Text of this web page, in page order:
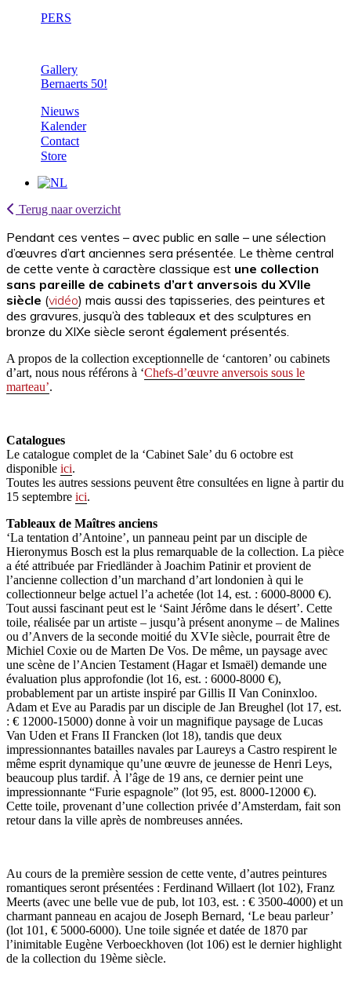
PERS
Gallery
Bernaerts 50!
Nieuws
Kalender
Contact
Store
Terug naar overzicht
Pendant ces ventes – avec public en salle – une sélection
d’œuvres d’art anciennes sera présentée. Le thème central
de cette vente à caractère classique est une collection
sans pareille de cabinets d’art anversois du XVIIe
siècle (vidéo) mais aussi des tapisseries, des peintures et
des gravures, jusqu’à des tableaux et des sculptures en
bronze du XIXe siècle seront également présentés.
A propos de la collection exceptionnelle de ‘cantoren’ ou cabinets
d’art, nous nous référons à ‘Chefs-d’œuvre anversois sous le
marteau’.
Catalogues
Le catalogue complet de la ‘Cabinet Sale’ du 6 octobre est
disponible ici.
Toutes les autres sessions peuvent être consultées en ligne à partir du
15 septembre ici.
Tableaux de Maîtres anciens
‘La tentation d’Antoine’, un panneau peint par un disciple de
Hieronymus Bosch est la plus remarquable de la collection. La pièce
a été attribuée par Friedländer à Joachim Patinir et provient de
l’ancienne collection d’un marchand d’art londonien à qui le
collectionneur belge actuel l’a achetée (lot 14, est. : 6000-8000 €).
Tout aussi fascinant peut est le ‘Saint Jérôme dans le désert’. Cette
toile, réalisée par un artiste – jusqu’à présent anonyme – de Malines
ou d’Anvers de la seconde moitié du XVIe siècle, pourrait être de
Michiel Coxie ou de Marten De Vos. De même, un paysage avec
une scène de l’Ancien Testament (Hagar et Ismaël) demande une
évaluation plus approfondie (lot 16, est. : 6000-8000 €),
probablement par un artiste inspiré par Gillis II Van Coninxloo.
Adam et Eve au Paradis par un disciple de Jan Breughel (lot 17, est.
: € 12000-15000) donne à voir un magnifique paysage de Lucas
Van Uden et Frans II Francken (lot 18), tandis que deux
impressionnantes batailles navales par Laureys a Castro respirent le
même esprit dynamique qu’une œuvre de jeunesse de Henri Leys,
beaucoup plus tardif. À l’âge de 19 ans, ce dernier peint une
impressionnante “Furie espagnole” (lot 95, est. 8000-12000 €).
Cette toile, provenant d’une collection privée d’Amsterdam, fait son
retour dans la ville après de nombreuses années.
Au cours de la première session de cette vente, d’autres peintures
romantiques seront présentées : Ferdinand Willaert (lot 102), Franz
Meerts (avec une belle vue de pub, lot 103, est. : € 3500-4000) et un
charmant panneau en acajou de Joseph Bernard, ‘Le beau parleur’
(lot 101, € 5000-6000). Une toile signée et datée de 1870 par
l’inimitable Eugène Verboeckhoven (lot 106) est le dernier highlight
de la collection du 19ème siècle.